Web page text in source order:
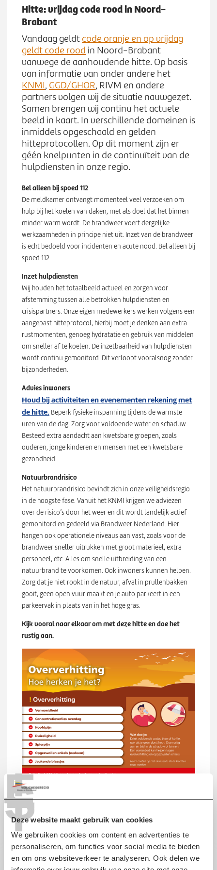
T
E
S
T
Deze website maakt gebruik van cookies
We gebruiken cookies om content en advertenties te
personaliseren, om functies voor social media te bieden
en om ons websiteverkeer te analyseren. Ook delen we
n
S
m
e
n
u
Zoeken
Z
o
e
k
e
n
Hitte: vrijdag code rood in Noord-
Brabant
Vandaag geldt code oranje en op vrijdag
geldt code rood in Noord-Brabant
vanwege de aanhoudende hitte. Op basis
van informatie van onder andere het
KNMI, GGD/GHOR, RIVM en andere
partners volgen wij de situatie nauwgezet.
Samen brengen wij continu het actuele
beeld in kaart. In verschillende domeinen is
inmiddels opgeschaald en gelden
hitteprotocollen. Op dit moment zijn er
géén knelpunten in de continuïteit van de
hulpdiensten in onze regio.
Bel alleen bij spoed 112
De meldkamer ontvangt momenteel veel verzoeken om
hulp bij het koelen van daken, met als doel dat het binnen
minder warm wordt. De brandweer voert dergelijke
werkzaamheden in principe niet uit. Inzet van de brandweer
is echt bedoeld voor incidenten en acute nood. Bel alleen bij
spoed 112.
Inzet hulpdiensten
Wij houden het totaalbeeld actueel en zorgen voor
afstemming tussen alle betrokken hulpdiensten en
crisispartners. Onze eigen medewerkers werken volgens een
aangepast hitteprotocol, hierbij moet je denken aan extra
rustmomenten, genoeg hydratatie en gebruik van middelen
om sneller af te koelen. De inzetbaarheid van hulpdiensten
wordt continu gemonitord. Dit verloopt vooralsnog zonder
bijzonderheden.
Advies inwoners
Houd bij activiteiten en evenementen rekening met
de hitte. Beperk fysieke inspanning tijdens de warmste
uren van de dag. Zorg voor voldoende water en schaduw.
Besteed extra aandacht aan kwetsbare groepen, zoals
ouderen, jonge kinderen en mensen met een kwetsbare
gezondheid.
Natuurbrandrisico
Het natuurbrandrisico bevindt zich in onze veiligheidsregio
in de hoogste fase. Vanuit het KNMI krijgen we adviezen
over de risico’s door het weer en dit wordt landelijk actief
gemonitord en gedeeld via Brandweer Nederland. Hier
hangen ook operationele niveaus aan vast, zoals voor de
brandweer sneller uitrukken met groot materieel, extra
personeel, etc. Alles om snelle uitbreiding van een
natuurbrand te voorkomen. Ook inwoners kunnen helpen.
Zorg dat je niet rookt in de natuur, afval in prullenbakken
gooit, geen open vuur maakt en je auto parkeert in een
parkeervak in plaats van in het hoge gras.
Kijk vooral naar elkaar om met deze hitte en doe het
rustig aan.
Ook interessant